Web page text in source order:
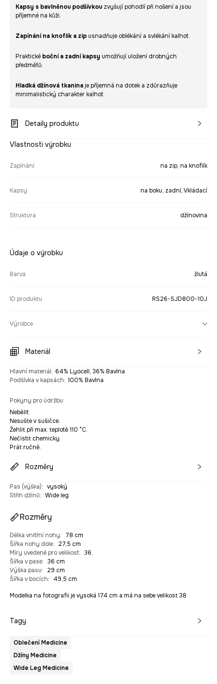
Kapsy s bavlněnou podšívkou zvyšují pohodlí při nošení a jsou
příjemné na kůži.
Zapínání na knoflík a zip usnadňuje oblékání a svlékání kalhot.
Praktické boční a zadní kapsy umožňují uložení drobných
předmětů.
Hladká džínová tkaninaje příjemná na dotek a zdůrazňuje
minimalistický charakter kalhot.
Detaily produktu
Vlastnosti výrobku
Zapínání na zip, na knoflík
Kapsy na boku, zadní, Vkládací
Struktura džínovina
Údaje o výrobku
Barva žlutá
ID produktu RS26-SJD800-10J
Výrobce
Materiál
Hlavní materiál: 64% Lyocell, 36% Bavlna
Podšívka v kapsách: 100% Bavlna
Pokyny pro údržbu:
Nebělit.
Nesušte v sušičce.
Žehlit při max. teplotě 110 °C.
Nečistit chemicky.
Prát ručně.
Rozměry
Pas (výška): vysoký
Střih džínů: Wide leg
Rozměry
Délka vnitřní nohy:
78 cm
Šířka nohy dole:
27,5 cm
Míry uvedené pro velikost: 36.
Šířka v pase: 36 cm
Výška pasu:
29 cm
Šířka v bocích: 49,5 cm
Modelka na fotografii je vysoká 174 cm a má na sebe velikost 38
Tagy
Oblečení Medicine
Džíny Medicine
Wide Leg Medicine